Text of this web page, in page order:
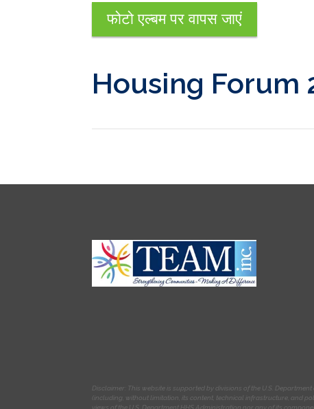
फोटो एल्बम पर वापस जाएं
Housing Forum
Disclaimer: This website is supported by divisions of the U.S.
(including, without limitation, its content, technical infrastructure, and